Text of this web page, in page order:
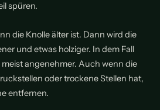
spüren.
die Knolle älter ist. Dann wird die
und etwas holziger. In dem Fall
angenehmer. Auch wenn die
oder trockene Stellen hat,
entfernen.